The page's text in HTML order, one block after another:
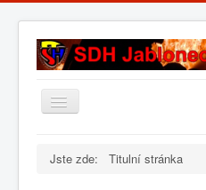
Přepnout
navigaci
Jste zde: Titulní stránka